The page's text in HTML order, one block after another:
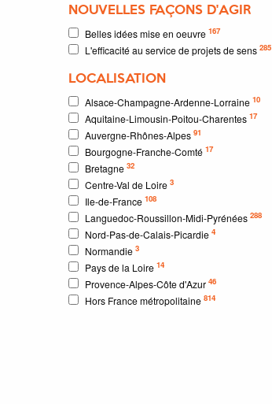
NOUVELLES FAÇONS D'AGIR
Belles idées mise en oeuvre 167
L'efficacité au service de projets de sens 285
LOCALISATION
Alsace-Champagne-Ardenne-Lorraine 10
Aquitaine-Limousin-Poitou-Charentes 17
Auvergne-Rhônes-Alpes 91
Bourgogne-Franche-Comté 17
Bretagne 32
Centre-Val de Loire 3
Ile-de-France 108
Languedoc-Roussillon-Midi-Pyrénées 288
Nord-Pas-de-Calais-Picardie 4
Normandie 3
Pays de la Loire 14
Provence-Alpes-Côte d'Azur 46
Hors France métropolitaine 814